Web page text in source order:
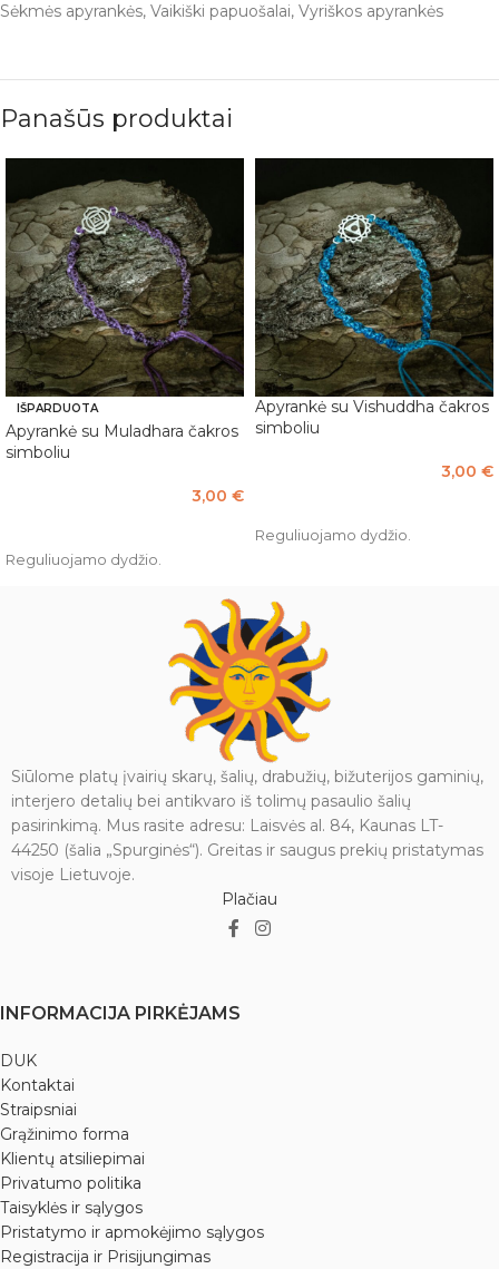
Sėkmės apyrankės, Vaikiški papuošalai, Vyriškos apyrankės
Panašūs produktai
IŠPARDUOTA
Apyrankė su Muladhara čakros
simboliu
3,00 €
Reguliuojamo dydžio.
Apyrankė su Vishuddha čakros
simboliu
3,00 €
Reguliuojamo dydžio.
Siūlome platų įvairių skarų, šalių, drabužių, bižuterijos gaminių,
interjero detalių bei antikvaro iš tolimų pasaulio šalių
pasirinkimą. Mus rasite adresu: Laisvės al. 84, Kaunas LT-
44250 (šalia „Spurginės“). Greitas ir saugus prekių pristatymas
visoje Lietuvoje.
Plačiau
INFORMACIJA PIRKĖJAMS
DUK
Kontaktai
Straipsniai
Grąžinimo forma
Klientų atsiliepimai
Privatumo politika
Taisyklės ir sąlygos
Pristatymo ir apmokėjimo sąlygos
Registracija ir Prisijungimas